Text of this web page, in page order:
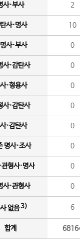
사·부사 2
사·명사 10
사·부사 0
사·감탄사 0
·형용사 0
사·감탄사 0
·감탄사 0
명사·조사 0
관형사·명사 0
사·관형사 0
없음3) 6
합계